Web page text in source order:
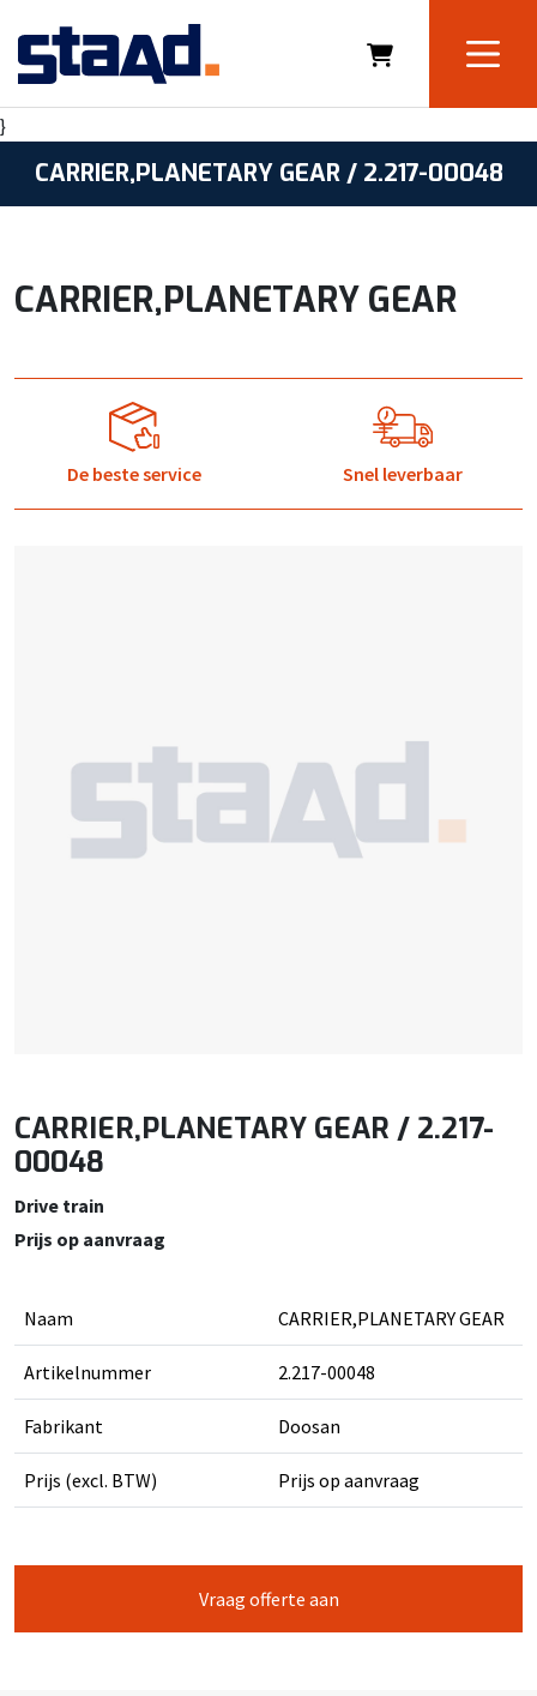
}
CARRIER,PLANETARY GEAR / 2.217-00048
CARRIER,PLANETARY GEAR
De beste service Snel leverbaar
CARRIER,PLANETARY GEAR / 2.217-
00048
Drive train
Prijs op aanvraag
Naam CARRIER,PLANETARY GEAR
Artikelnummer 2.217-00048
Fabrikant Doosan
Prijs (excl. BTW) Prijs op aanvraag
Vraag offerte aan